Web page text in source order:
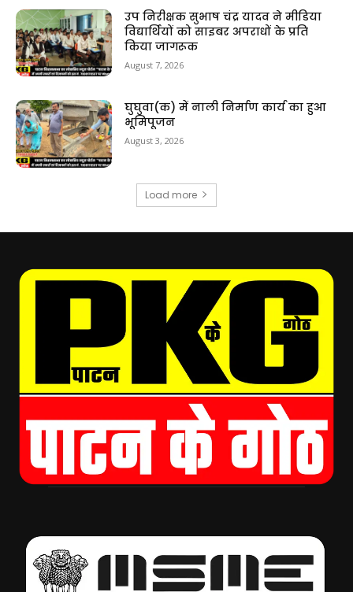
उप निरीक्षक सुभाष चंद्र यादव ने मीडिया
विद्यार्थियों को साइबर अपराधों के प्रति
किया जागरूक
August 7, 2026
घुघुवा(क) में नाली निर्माण कार्य का हुआ
भूमिपूजन
August 3, 2026
Load more